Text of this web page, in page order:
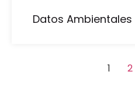
Datos Ambientales
1 2